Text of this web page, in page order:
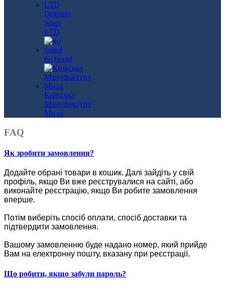
Dolphin
Soap
LTD
no brand
Київська
Мануфактура
Мила
FAQ
Як зробити замовлення?
Додайте обрані товари в кошик. Далі зайдіть у свій
профіль, якщо Ви вже реєструвалися на сайті, або
виконайте реєстрацію, якщо Ви робите замовлення
вперше.
Потім виберіть спосіб оплати, спосіб доставки та
підтвердити замовлення.
Вашому замовленню буде надано номер, який прийде
Вам на електронну пошту, вказану при реєстрації.
Що робити, якщо забули пароль?